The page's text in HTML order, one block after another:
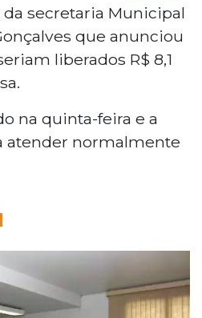
secretaria Municipal
que anunciou
liberados R$ 8,1
na quinta-feira e a
atender normalmente